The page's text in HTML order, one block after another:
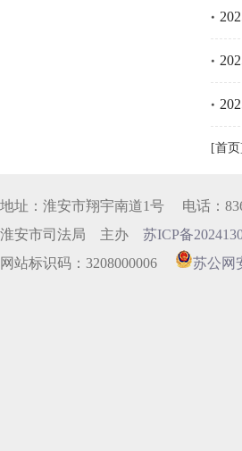
[首
地址：淮安市翔宇南道1号 电话：
淮安市司法局 主办 苏ICP备
网站标识码：3208000006
苏公网